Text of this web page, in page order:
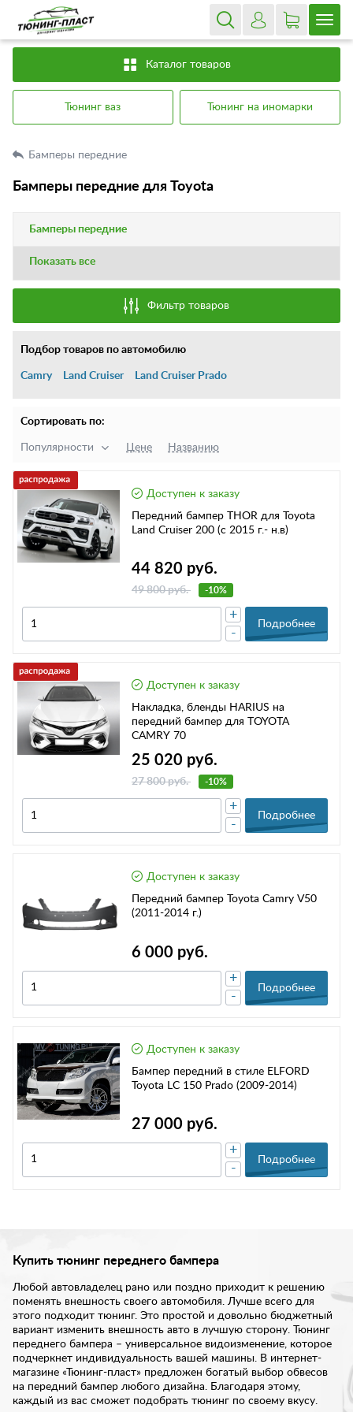
Каталог товаров
Тюнинг ваз Тюнинг на иномарки
Бамперы передние
Бамперы передние для Toyota
Бамперы передние
Показать все
Фильтр товаров
Подбор товаров по автомобилю
Camry Land Cruiser Land Cruiser Prado
Сортировать по:
Популярности Цене Названию
Доступен к заказу
Передний бампер THOR для Toyota
Land Cruiser 200 (с 2015 г.- н.в)
44 820 руб.
49 800 руб. -10%
-
+
Подробнее
Доступен к заказу
Накладка, бленды HARIUS на
передний бампер для TOYOTA
CAMRY 70
25 020 руб.
27 800 руб. -10%
-
+
Подробнее
Доступен к заказу
Передний бампер Toyota Camry V50
(2011-2014 г.)
6 000 руб.
-
+
Подробнее
Доступен к заказу
Бампер передний в стиле ELFORD
Toyota LC 150 Prado (2009-2014)
27 000 руб.
-
+
Подробнее
Купить тюнинг переднего бампера
Любой автовладелец рано или поздно приходит к решению
поменять внешность своего автомобиля. Лучше всего для
этого подходит тюнинг. Это простой и довольно бюджетный
вариант изменить внешность авто в лучшую сторону. Тюнинг
переднего бампера – универсальное видоизменение, которое
подчеркнет индивидуальность вашей машины. В интернет-
магазине «Тюнинг-пласт» предложен богатый выбор обвесов
на передний бампер любого дизайна. Благодаря этому,
каждый из вас сможет подобрать тюнинг по своему вкусу.